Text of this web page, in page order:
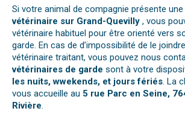
Si votre animal de compagnie présente une
vétérinaire sur Grand-Quevilly , vous
vétérinaire habituel pour être orienté vers
garde. En cas de d’impossibilité de le
vétérinaire traitant, vous pouvez nous
vétérinaires de garde sont à votre
les nuits, wwekends, et jours fériés. La
vous accueille au 5 rue Parc en Seine,
Rivière.